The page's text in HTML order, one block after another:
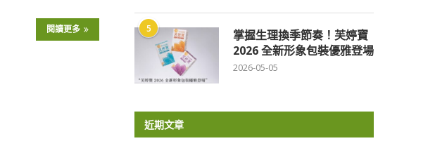
閱讀更多 5
掌握生理換季節奏！芙婷寶
2026 全新形象包裝優雅登場
2026-05-05
近期文章